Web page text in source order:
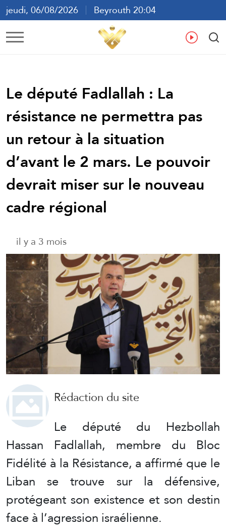
jeudi, 06/08/2026
Beyrouth 20:04
ع
Le député Fadlallah : La
résistance ne permettra pas
un retour à la situation
d’avant le 2 mars. Le pouvoir
devrait miser sur le nouveau
cadre régional
il y a 3 mois
Rédaction du site
Le député du Hezbollah
Hassan Fadlallah, membre du Bloc
Fidélité à la Résistance, a affirmé que le
Liban se trouve sur la défensive,
protégeant son existence et son destin
face à l’agression israélienne.